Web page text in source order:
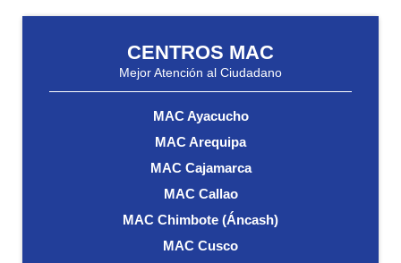
CENTROS MAC
Mejor Atención al Ciudadano
MAC Ayacucho
MAC Arequipa
MAC Cajamarca
MAC Callao
MAC Chimbote (Áncash)
MAC Cusco